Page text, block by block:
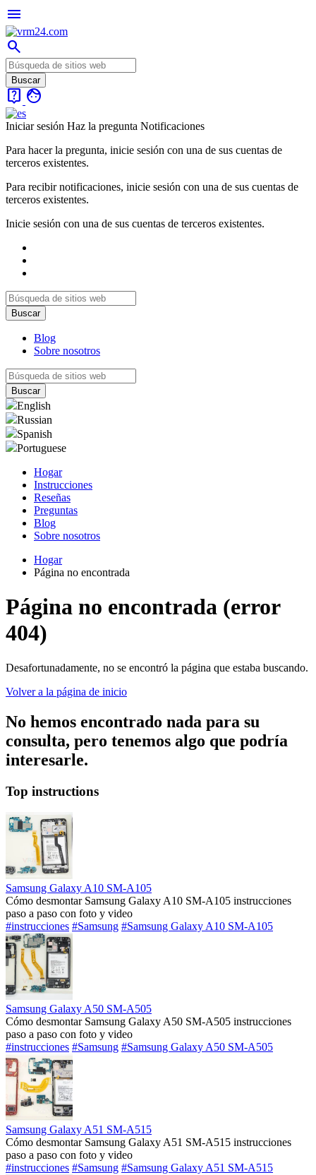
menu
search
live_help face
Iniciar sesión Haz la pregunta Notificaciones
Para hacer la pregunta, inicie sesión con una de sus cuentas de
terceros existentes.
Para recibir notificaciones, inicie sesión con una de sus cuentas de
terceros existentes.
Inicie sesión con una de sus cuentas de terceros existentes.
Blog
Sobre nosotros
English
Russian
Spanish
Portuguese
Hogar
Instrucciones
Reseñas
Preguntas
Blog
Sobre nosotros
Hogar
Página no encontrada
Página no encontrada (error
404)
Desafortunadamente, no se encontró la página que estaba buscando.
Volver a la página de inicio
No hemos encontrado nada para su
consulta, pero tenemos algo que podría
interesarle.
Top instructions
Samsung Galaxy A10 SM-A105
Cómo desmontar Samsung Galaxy A10 SM-A105 instrucciones
paso a paso con foto y video
#instrucciones #Samsung #Samsung Galaxy A10 SM-A105
Samsung Galaxy A50 SM-A505
Cómo desmontar Samsung Galaxy A50 SM-A505 instrucciones
paso a paso con foto y video
#instrucciones #Samsung #Samsung Galaxy A50 SM-A505
Samsung Galaxy A51 SM-A515
Cómo desmontar Samsung Galaxy A51 SM-A515 instrucciones
paso a paso con foto y video
#instrucciones #Samsung #Samsung Galaxy A51 SM-A515